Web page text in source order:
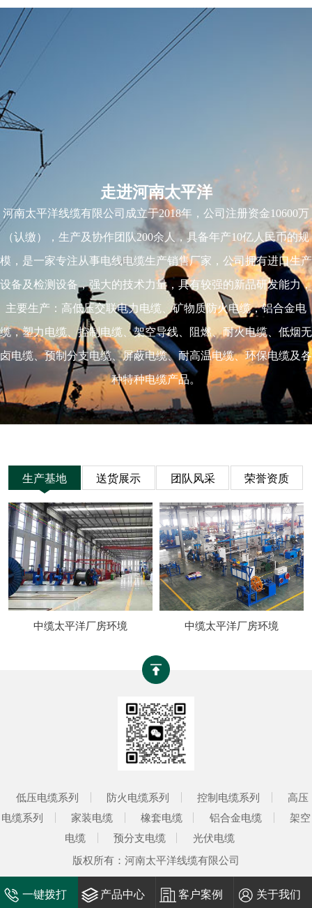
走进河南太平洋
河南太平洋线缆有限公司成立于2018年，公司注册资金10600万
（认缴），生产及协作团队200余人，具备年产10亿人民币的规
模，是一家专注从事电线电缆生产销售厂家，公司拥有进口生产
设备及检测设备，强大的技术力量，具有较强的新品研发能力，
主要生产：高低压交联电力电缆、矿物质防火电缆，铝合金电
缆，塑力电缆、控制电缆、架空导线、阻燃、耐火电缆、低烟无
卤电缆、预制分支电缆、屏蔽电缆、耐高温电缆、环保电缆及各
种特种电缆产品。
生产基地 送货展示 团队风采 荣誉资质
中缆太平洋厂房环境 中缆太平洋厂房环境
低压电缆系列 防火电缆系列 控制电缆系列
高压
电缆系列
家装电缆 橡套电缆 铝合金电缆
架空
电缆
预分支电缆
光伏电缆
版权所有：河南太平洋线缆有限公司
一键拨打 产品中心 客户案例 关于我们